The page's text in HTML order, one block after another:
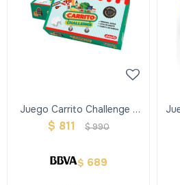
Juego Carrito Challenge -
Didacta
$ 811 $990
$ 689